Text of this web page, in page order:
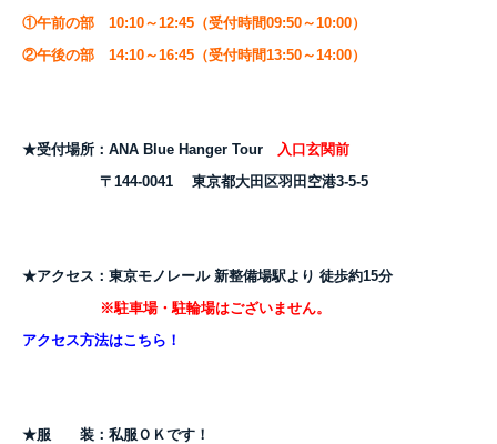
①午前の部 10:10～12:45（受付時間09:50～10:00）
②午後の部 14:10～16:45 （受付時間13:50～14:00）
★受付場所：ANA Blue Hanger Tour 入口玄関前
〒144-0041 東京都大田区羽田空港3-5-5
★アクセス： 東京モノレール 新整備場駅より 徒歩約15分
※駐車場・駐輪場はございません。
アクセス方法はこちら！
★服 装： 私服ＯＫです！